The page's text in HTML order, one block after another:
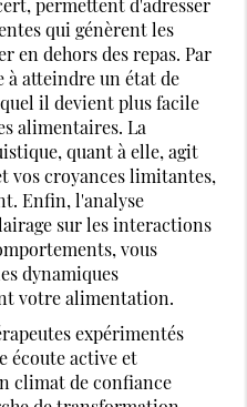
permettent d'adresser
qui génèrent les
en dehors des repas. Par
à atteindre un état de
il devient plus facile
alimentaires. La
quant à elle, agit
vos croyances limitantes,
Enfin, l'analyse
sur les interactions
vous
dynamiques
votre alimentation.
expérimentés
écoute active et
climat de confiance